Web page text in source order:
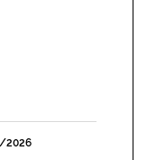
2026